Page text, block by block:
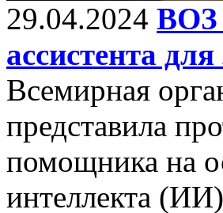
29.04.2024 ВОЗ
ассистента
Всемирная
представила
помощника на
интеллекта